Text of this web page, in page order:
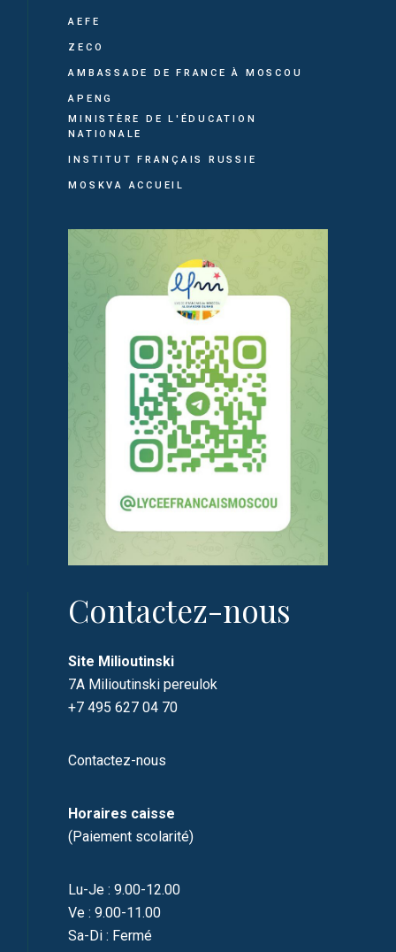
AEFE
ZECO
AMBASSADE DE FRANCE À MOSCOU
APENG
MINISTÈRE DE L'ÉDUCATION
NATIONALE
INSTITUT FRANÇAIS RUSSIE
MOSKVA ACCUEIL
Contactez-nous
Site Milioutinski
7A Milioutinski pereulok
+7 495 627 04 70
Contactez-nous
Horaires caisse
(Paiement scolarité)
Lu-Je : 9.00-12.00
Ve : 9.00-11.00
Sa-Di : Fermé